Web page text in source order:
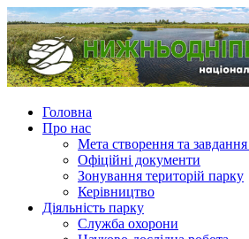
Головна
Про нас
Мета створення та
Офіційні документи
Зонування територій парку
Керівництво
Діяльність парку
Служба охорони